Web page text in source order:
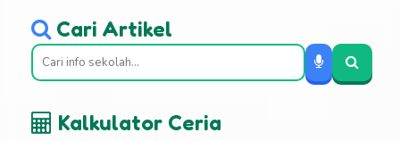
Cari Artikel
Kalkulator Ceria